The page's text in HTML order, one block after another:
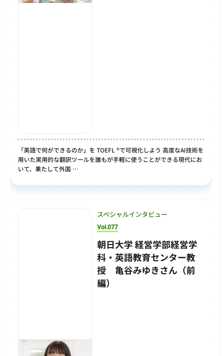
「英語で何ができるのか」を TOEFL ®で可視化しよう 高度なAI技術を
用いた実用的な翻訳ツールを誰もが手軽に使うことができる現代にお
いて、果たして外国 …
スペシャルインタビュー
Vol.077
朝日大学 経営学部経営学
科・英語教育センター教
授 亀谷みゆきさん（前
編）